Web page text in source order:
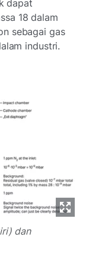
dapat
18 dalam
sebagai gas
industri.
dan